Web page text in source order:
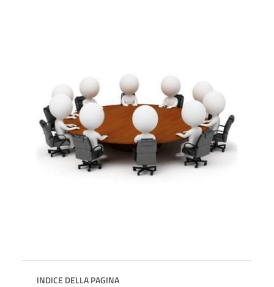
INDICE DELLA PAGINA